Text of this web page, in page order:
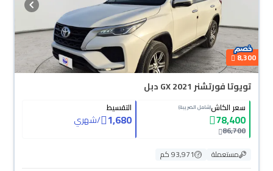
8,300
تويوتا فورتشنر GX 2021 دبل
سعر الكاش(شامل الضريبة)
78,400
86,700
التقسيط
1,680
/شهري
مستعملة
93,971 كم